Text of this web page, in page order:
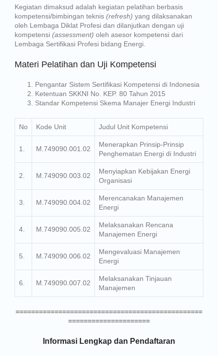
Kegiatan dimaksud adalah kegiatan pelatihan berbasis
kompetensi/bimbingan teknis (refresh) yang dilaksanakan
oleh Lembaga Diklat Profesi dan dilanjutkan dengan uji
kompetensi (assessment) oleh asesor kompetensi dari
Lembaga Sertifikasi Profesi bidang Energi.
Materi Pelatihan dan Uji Kompetensi
Pengantar Sistem Sertifikasi Kompetensi di Indonesia
Ketentuan SKKNI No. KEP. 80 Tahun 2015
Standar Kompetensi Skema Manajer Energi Industri
No Kode Unit Judul Unit Kompetensi
1. M.749090.001.02
Menerapkan Prinsip-Prinsip
Penghematan Energi di Industri
2. M.749090.003.02
Menyiapkan Kebijakan Energi
Organisasi
3. M.749090.004.02
Merencanakan Manajemen
Energi
4. M.749090.005.02
Melaksanakan Rencana
Manajemen Energi
5. M.749090.006.02
Mengevaluasi Manajemen
Energi
6. M.749090.007.02
Melaksanakan Tinjauan
Manajemen
================================================
=====================
Informasi Lengkap dan Pendaftaran